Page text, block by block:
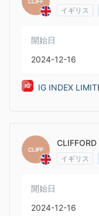
イギリス
開始日
2024-12-16
IG INDEX
イギリス
開始日
2024-12-16